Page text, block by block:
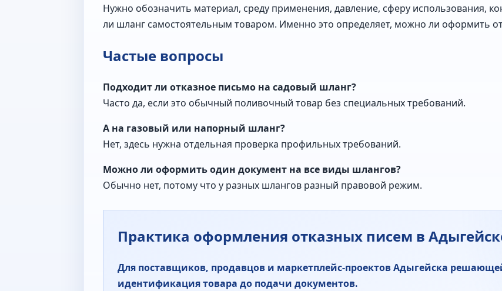
Нужно обозначить материал, среду применения, давление, сферу использования,
ли шланг самостоятельным товаром. Именно это определяет, можно ли оформить
Частые вопросы
Подходит ли отказное письмо на садовый шланг?
Часто да, если это обычный поливочный товар без специальных требований.
А на газовый или напорный шланг?
Нет, здесь нужна отдельная проверка профильных требований.
Можно ли оформить один документ на все виды шлангов?
Обычно нет, потому что у разных шлангов разный правовой режим.
Практика оформления отказных писем в
Для поставщиков, продавцов и маркетплейс-проектов Адыгейска
идентификация товара до подачи документов.